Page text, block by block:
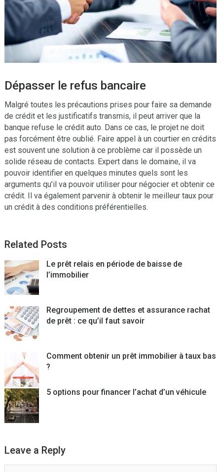
Dépasser le refus bancaire
Malgré toutes les précautions prises pour faire sa demande
de crédit et les justificatifs transmis, il peut arriver que la
banque refuse le crédit auto. Dans ce cas, le projet ne doit
pas forcément être oublié. Faire appel à un courtier en crédits
est souvent une solution à ce problème car il possède un
solide réseau de contacts. Expert dans le domaine, il va
pouvoir identifier en quelques minutes quels sont les
arguments qu’il va pouvoir utiliser pour négocier et obtenir ce
crédit. Il va également parvenir à obtenir le meilleur taux pour
un crédit à des conditions préférentielles.
Related Posts
Le prêt relais en période de baisse de
l’immobilier
Regroupement de dettes et assurance rachat
de prêt : ce qu’il faut savoir
Comment obtenir un prêt immobilier à taux bas
?
5 options pour financer l’achat d’un véhicule
Leave a Reply